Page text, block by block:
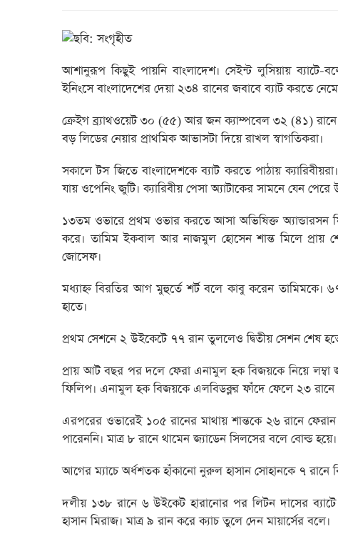
আশানুরূপ কিছুই পায়নি বাংলাদেশ। সেইন্ট লুসিয়ায় ব্যাটে-
ইনিংসে বাংলাদেশের দেয়া ২৩৪ রানের জবাবে ব্যাট করতে
ক্রেইগ ব্র্যাথওয়েট ৩০ (৫৫) আর জন ক্যাম্পবেল ৩২ (৪১) রানে
বড় লিডের নেয়ার প্রাথমিক আভাসটা দিয়ে রাখল স্বাগতিকরা।
সকালে টস জিতে বাংলাদেশকে ব্যাট করতে পাঠায়
যায় ওপেনিং জুটি। ক্যারিবীয় পেসা অ্যাটাকের সামনে যেন
১৩তম ওভারে প্রথম ওভার করতে আসা অভিষিক্ত অ্যান্ডারসন
করে। তামিম ইকবাল আর নাজমুল হোসেন শান্ত মিলে প্রায়
জোসেফ।
মধ্যাহ্ন বিরতির আগ মুহুর্তে শর্ট বলে কাবু করেন তামিমকে।
হাতে।
প্রথম সেশনে ২ উইকেটে ৭৭ রান তুললেও দ্বিতীয় সেশন শেষ
প্রায় আট বছর পর দলে ফেরা এনামুল হক বিজয়কে নিয়ে লম্বা
ফিলিপ। এনামুল হক বিজয়কে এলবিডব্লুর ফাঁদে ফেলে ২৩ রানে
এরপরের ওভারেই ১০৫ রানের মাথায় শান্তকে ২৬ রানে
পারেননি। মাত্র ৮ রানে থামেন জ্যাডেন সিলসের বলে বোল্ড হয়ে।
আগের ম্যাচে অর্ধশতক হাঁকানো নুরুল হাসান সোহানকে ৭ রানে
দলীয় ১৩৮ রানে ৬ উইকেট হারানোর পর লিটন দাসের
হাসান মিরাজ। মাত্র ৯ রান করে ক্যাচ তুলে দেন মায়ার্সের বলে।